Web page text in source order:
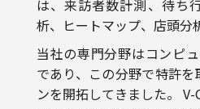
当社の専門分野はコンピ
であり、この分野で特許を
ンを開拓してきました。
ウェアとソフトウェアを
しています。